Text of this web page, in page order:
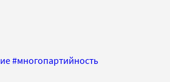
#многопартийность